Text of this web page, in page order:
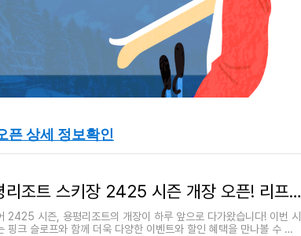
픈 상세 정보확인
용평리조트 스키장 2425 시즌 개장 오픈! 리프트권 할인과 운영 시간 정보 총정리
2425 시즌, 용평리조트의 개장이 하루 앞으로 다가왔습니다! 이번 시
핑크 슬로프와 함께 더욱 다양한 이벤트와 할인 혜택을 만나볼 수 있